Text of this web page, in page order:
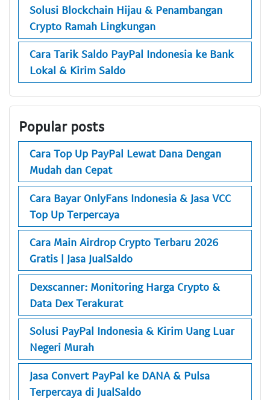
Solusi Blockchain Hijau & Penambangan
Crypto Ramah Lingkungan
Cara Tarik Saldo PayPal Indonesia ke Bank
Lokal & Kirim Saldo
Popular posts
Cara Top Up PayPal Lewat Dana Dengan
Mudah dan Cepat
Cara Bayar OnlyFans Indonesia & Jasa VCC
Top Up Terpercaya
Cara Main Airdrop Crypto Terbaru 2026
Gratis | Jasa JualSaldo
Dexscanner: Monitoring Harga Crypto &
Data Dex Terakurat
Solusi PayPal Indonesia & Kirim Uang Luar
Negeri Murah
Jasa Convert PayPal ke DANA & Pulsa
Terpercaya di JualSaldo